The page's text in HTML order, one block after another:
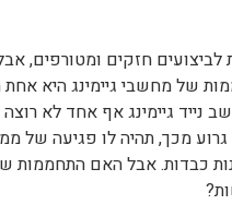
לביצועים חזקים
מחשבי גיימינג היא אחת
גיימינג אף אחד לא
גרוע מכך, תהיה לו פגיעה של
כבדות. אבל האם התחממות